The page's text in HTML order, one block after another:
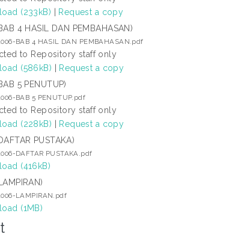
(233kB) | Request a copy
4 HASIL DAN PEMBAHASAN)
BAB 4 HASIL DAN PEMBAHASAN.pdf
to Repository staff only
(586kB) | Request a copy
5 PENUTUP)
BAB 5 PENUTUP.pdf
to Repository staff only
(228kB) | Request a copy
PUSTAKA)
DAFTAR PUSTAKA.pdf
(416kB)
LAMPIRAN.pdf
(1MB)